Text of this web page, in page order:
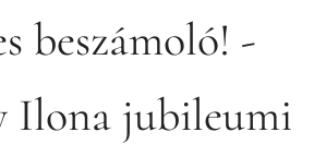
beszámoló! -
Ilona jubileumi